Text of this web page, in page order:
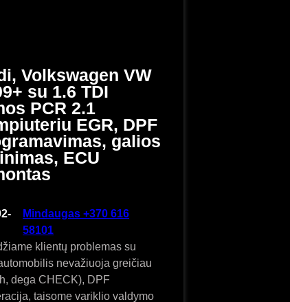
Volkswagen VW
su 1.6 TDI
PCR 2.1
EGR, DPF
galios
ECU
Mindaugas +370 616
58101
klientų problemas su
nevažiuoja greičiau
dega CHECK), DPF
taisome variklio valdymo